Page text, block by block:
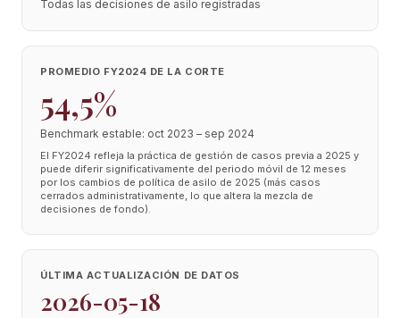
Todas las decisiones de asilo registradas
PROMEDIO FY2024 DE LA CORTE
54,5%
Benchmark estable: oct 2023 – sep 2024
El FY2024 refleja la práctica de gestión de casos previa a 2025 y
puede diferir significativamente del periodo móvil de 12 meses
por los cambios de política de asilo de 2025 (más casos
cerrados administrativamente, lo que altera la mezcla de
decisiones de fondo).
ÚLTIMA ACTUALIZACIÓN DE DATOS
2026-05-18